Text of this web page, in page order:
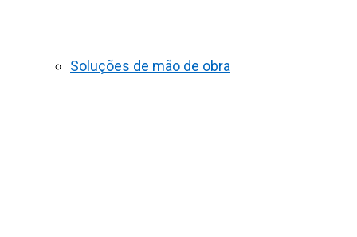
Soluções de mão de obra